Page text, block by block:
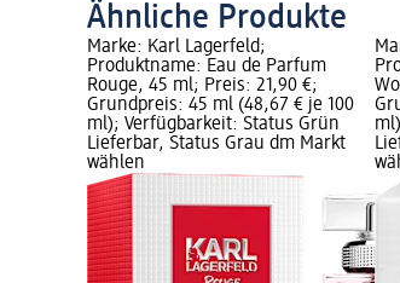
Ähnliche Produkte
Marke: Karl Lagerfeld;
Produktname: Eau de Parfum
Rouge, 45 ml; Preis: 21,90 €;
Grundpreis: 45 ml (48,67 € je 100
ml); Verfügbarkeit: Status Grün
Lieferbar, Status Grau dm Markt
wählen